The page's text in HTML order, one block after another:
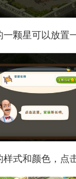
颗星可以放置
式和颜色，点